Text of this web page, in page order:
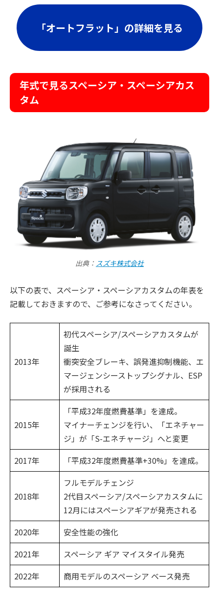
「オートフラット」の詳細を見る
年式で見るスペーシア・スペーシアカス
タム
出典： スズキ株式会社
以下の表で、スペーシア・スペーシアカスタムの年表を
記載しておきますので、ご参考になさってください。
2013年
初代スペーシア/スペーシアカスタムが
誕生
衝突安全ブレーキ、誤発進抑制機能、エ
マージェンシーストップシグナル、ESP
が採用される
2015年
「平成32年度燃費基準」を達成。
マイナーチェンジを行い、「エネチャー
ジ」が「S-エネチャージ」へと変更
2017年
「平成32年度燃費基準+30%」を達成。
2018年
フルモデルチェンジ
2代目スペーシア/スペーシアカスタムに
12月にはスペーシアギアが発売される
2020年
安全性能の強化
2021年
スペーシア ギア マイスタイル発売
2022年
商用モデルのスペーシア ベース発売